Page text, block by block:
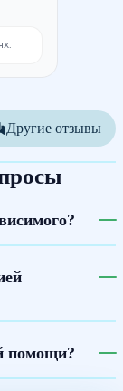
Другие отзывы
помощи?